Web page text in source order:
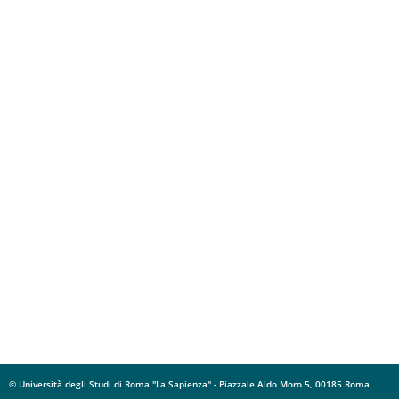
© Università degli Studi di Roma "La Sapienza" - Piazzale Aldo Moro 5, 00185 Roma